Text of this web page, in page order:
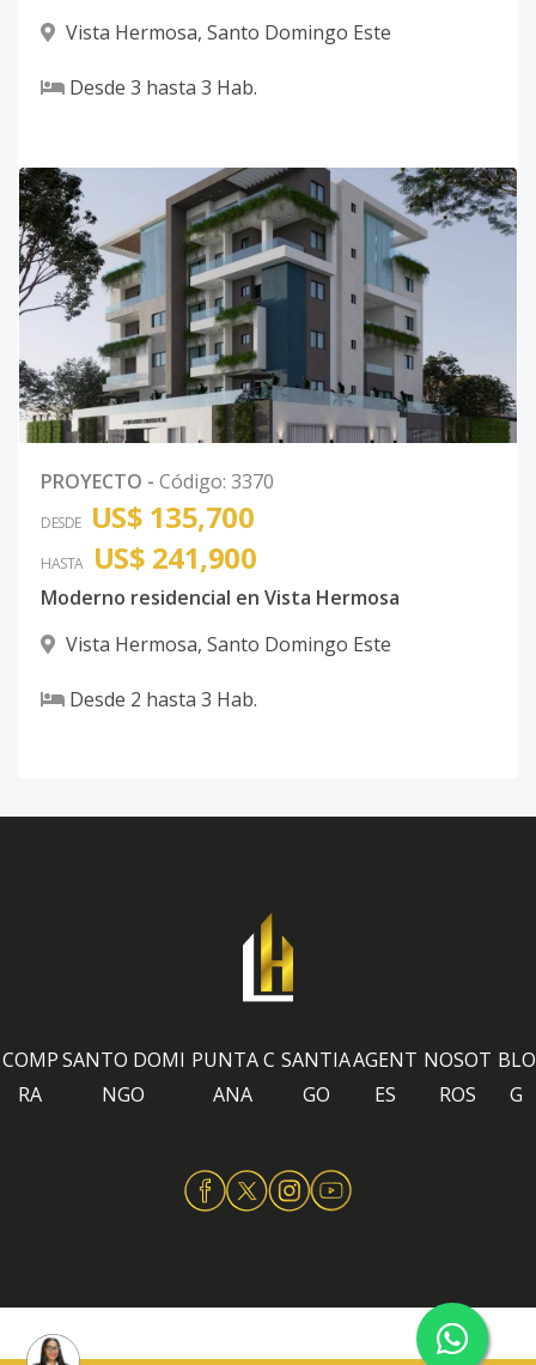
Vista Hermosa, Santo Domingo Este
Desde 3 hasta 3 Hab.
PROYECTO - Código: 3370
DESDE US$ 135,700
HASTA US$ 241,900
Moderno residencial en Vista Hermosa
Vista Hermosa, Santo Domingo Este
Desde 2 hasta 3 Hab.
COMP
RA
SANTO DOMI
NGO
PUNTA C
ANA
SANTIA
GO
AGENT
ES
NOSOT
ROS
BLO
G